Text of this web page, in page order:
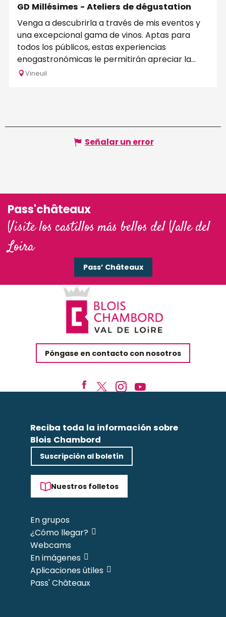
GD Millésimes - Ateliers de dégustation
Venga a descubrirla a través de mis eventos y
una excepcional gama de vinos. Aptas para
todos los públicos, estas experiencias
enogastronómicas le permitirán apreciar la...
Vineuil
Señalar un error
Pass'châteaux
Visite los castillos más bellos del Valle del
Loira
Pass’ Châteaux
Póngase en contacto con nosotros
Reciba toda la información sobre
Blois Chambord
Suscripción al boletín
Nuestros folletos
En grupos
¿Cómo llegar?
Webcams
En imágenes
Aplicaciones útiles
Pass' Châteaux